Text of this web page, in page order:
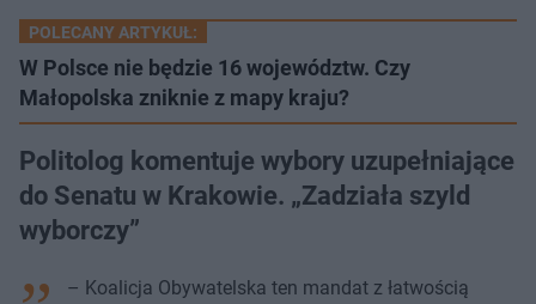
POLECANY ARTYKUŁ:
W Polsce nie będzie 16 województw. Czy
Małopolska zniknie z mapy kraju?
Politolog komentuje wybory uzupełniające
do Senatu w Krakowie. „Zadziała szyld
wyborczy”
– Koalicja Obywatelska ten mandat z łatwością